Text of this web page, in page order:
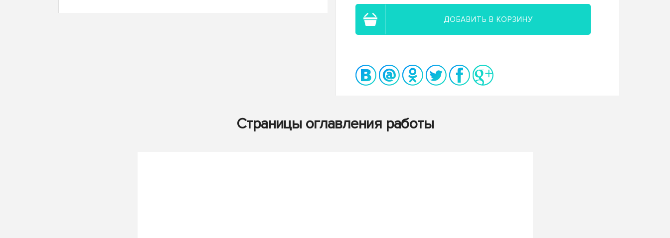
ДОБАВИТЬ В КОРЗИНУ
Страницы оглавления работы